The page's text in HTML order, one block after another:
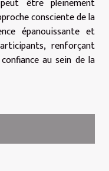
être pleinement
consciente de la
épanouissante et
renforçant
au sein de la